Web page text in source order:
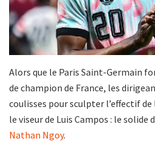
Alors que le Paris Saint-Germain
de champion de France, les
coulisses pour sculpter l’effectif de
le viseur de Luis Campos : le solide
Nathan Ngoy.